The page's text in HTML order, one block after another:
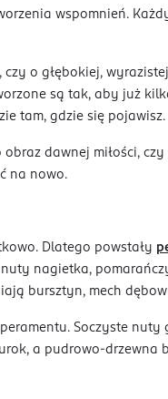
wspomnień.
o głębokiej,
są tak, aby już
tam, gdzie się pojawisz.
dawnej miłości,
na nowo.
Dlatego powstały
nagietka,
bursztyn, mech
Soczyste
a pudrowo-drzewna